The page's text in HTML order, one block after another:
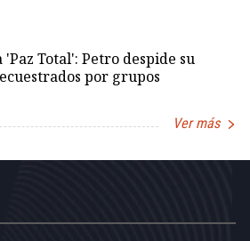
Total': Petro despide su
por grupos
Ver más